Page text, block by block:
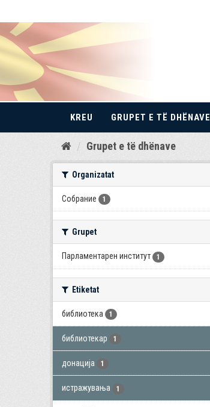
Kalo
KREU GRUPET E TË DHËNAVE
Grupet e të dhënave
Organizatat
Собрание 1
Grupet
Парламентарен институт 1
Etiketat
библиотека 1
библиотекар 1
донација 1
истражувања 1